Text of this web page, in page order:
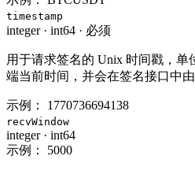
timestamp
integer· int64 · 必须
用于请求签名的 Unix 时间戳，单
端当前时间，并会在签名接口中
示例： 1770736694138
recvWindow
integer· int64
示例：
5000